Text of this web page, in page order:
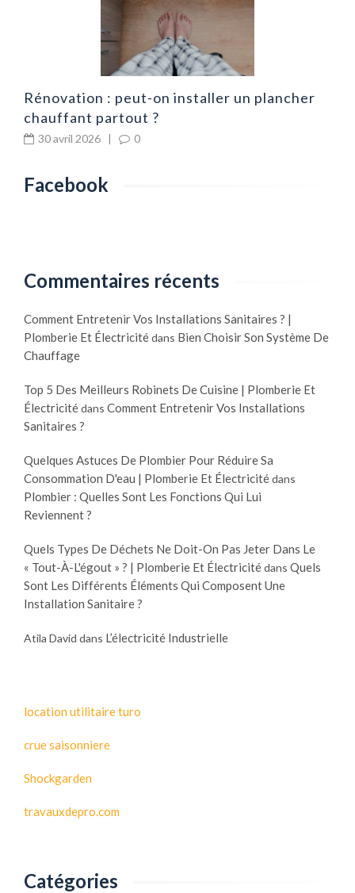
Rénovation : peut-on installer un plancher
chauffant partout ?
30 avril 2026 | 0
Facebook
Commentaires récents
Comment Entretenir Vos Installations Sanitaires ? |
Plomberie Et Électricitédans Bien Choisir Son Système De
Chauffage
Top 5 Des Meilleurs Robinets De Cuisine | Plomberie Et
Électricitédans Comment Entretenir Vos Installations
Sanitaires ?
Quelques Astuces De Plombier Pour Réduire Sa
Consommation D'eau | Plomberie Et Électricitédans
Plombier : Quelles Sont Les Fonctions Qui Lui
Reviennent ?
Quels Types De Déchets Ne Doit-On Pas Jeter Dans Le
« Tout-À-L'égout » ? | Plomberie Et Électricitédans Quels
Sont Les Différents Éléments Qui Composent Une
Installation Sanitaire ?
Atila David dans L’électricité Industrielle
location utilitaire turo
crue saisonniere
Shockgarden
travauxdepro.com
Catégories